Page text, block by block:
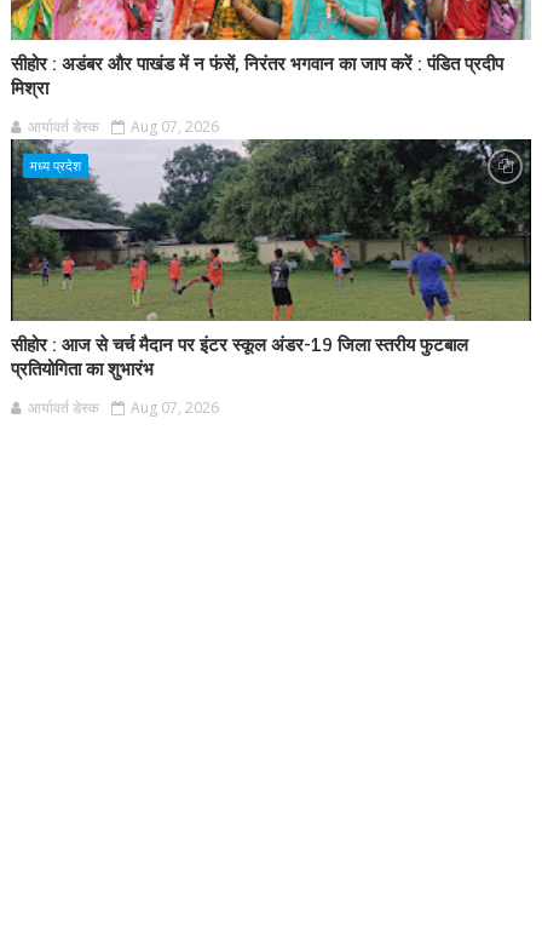
सीहोर : अडंबर और पाखंड में न फंसें, निरंतर भगवान का जाप करें : पंडित प्रदीप
मिश्रा
आर्यावर्त डेस्क Aug 07, 2026
मध्य प्रदेश
सीहोर : आज से चर्च मैदान पर इंटर स्कूल अंडर-19 जिला स्तरीय फुटबाल
प्रतियोगिता का शुभारंभ
आर्यावर्त डेस्क Aug 07, 2026